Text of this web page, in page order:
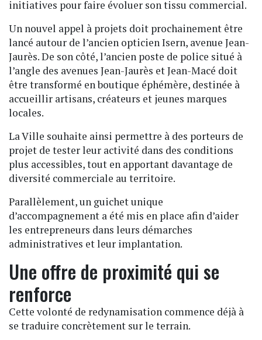
initiatives pour faire évoluer son tissu commercial.
Un nouvel appel à projets doit prochainement être
lancé autour de l’ancien opticien Isern, avenue Jean-
Jaurès. De son côté, l’ancien poste de police situé à
l’angle des avenues Jean-Jaurès et Jean-Macé doit
être transformé en boutique éphémère, destinée à
accueillir artisans, créateurs et jeunes marques
locales.
La Ville souhaite ainsi permettre à des porteurs de
projet de tester leur activité dans des conditions
plus accessibles, tout en apportant davantage de
diversité commerciale au territoire.
Parallèlement, un guichet unique
d’accompagnement a été mis en place afin d’aider
les entrepreneurs dans leurs démarches
administratives et leur implantation.
Une offre de proximité qui se
renforce
Cette volonté de redynamisation commence déjà à
se traduire concrètement sur le terrain.